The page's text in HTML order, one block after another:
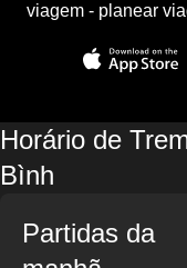
viagem - planear
Horário de
Bình
Partidas da